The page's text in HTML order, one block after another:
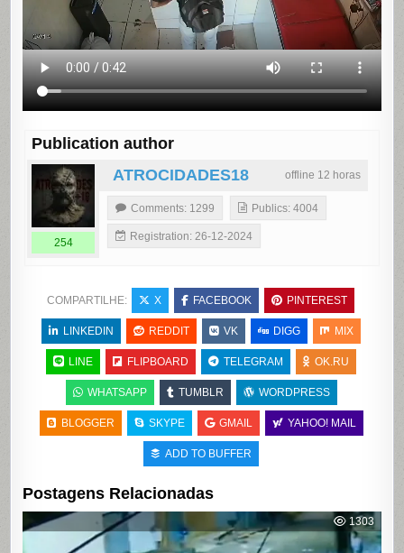
Publication author
offline 12 horas
ATROCIDADES18
254
Comments: 1299 Publics: 4004
Registration: 26-12-2024
COMPARTILHE: X FACEBOOK PINTEREST
LINKEDIN REDDIT VK DIGG MIX
LINE FLIPBOARD TELEGRAM OK.RU
WHATSAPP TUMBLR WORDPRESS
BLOGGER SKYPE GMAIL YAHOO! MAIL
ADD TO BUFFER
Postagens Relacionadas
1303